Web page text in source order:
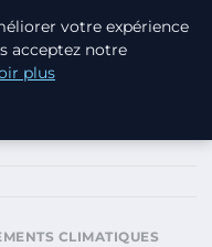
CLIMATIQUES
votre expérience
acceptez notre
plus